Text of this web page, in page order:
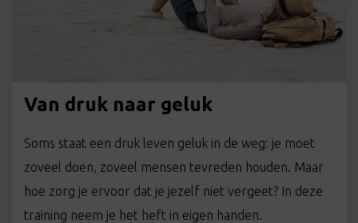
Van druk naar geluk
Soms staat een druk leven geluk in de weg: je moet
zoveel doen, zoveel mensen tevreden houden. Maar
hoe zorg je ervoor dat je jezelf niet vergeet? In deze
training neem je het heft in eigen handen.